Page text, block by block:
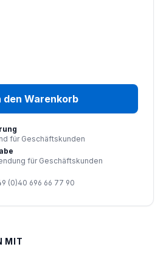
den Warenkorb
für Geschäftskunden
für Geschäftskunden
(0)40 696 66 77 90
MIT